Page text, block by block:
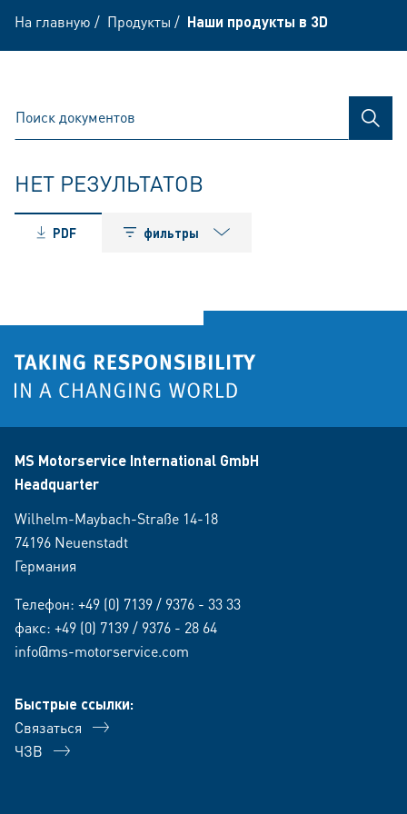
На главную / Продукты / Наши продукты в 3D
НЕТ РЕЗУЛЬТАТОВ
PDF фильтры
MS Motorservice International GmbH
Headquarter
Wilhelm-Maybach-Straße 14-18
74196 Neuenstadt
Германия
Телефон: +49 (0) 7139 / 9376 - 33 33
факс: +49 (0) 7139 / 9376 - 28 64
info@ms-motorservice.com
Быстрые ссылки:
Связаться
ЧЗВ